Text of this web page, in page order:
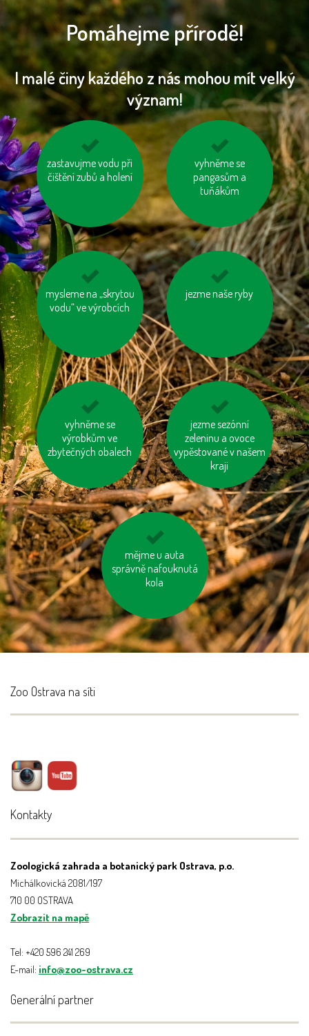
Pomáhejme přírodě!
I malé činy každého z nás mohou mít velký
význam!
zastavujme vodu při
čištění zubů a holení
používejme úsporné
baterie
vyhněme se
pangasům a
tuňákům
kupujeme dřevěný
nábytek s logem FSC
mysleme na „skrytou
vodu“ ve výrobcích
tiskněme na
recyklovaný papír
jezme naše ryby
na krátké vzdálenosti
vyhněme se
výrobkům ve
zbytečných obalech
kupujme místní
výrobky
jezme sezónní
zeleninu a ovoce
vypěstované v našem
kraji
zatepleme si dům
mějme u auta
správně nafouknutá
kola
používejme dobíjecí
baterie
Zoo Ostrava na síti
Kontakty
Zoologická zahrada a botanický park Ostrava, p.o.
Michálkovická 2081/197
710 00 OSTRAVA
Zobrazit na mapě
Tel: +420 596 241 269
E-mail: info@zoo-ostrava.cz
Generální partner